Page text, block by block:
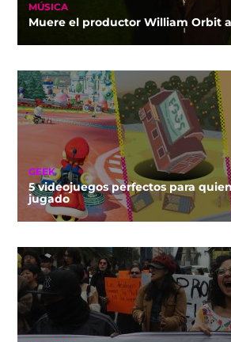
MÚSICA
Muere el productor William Orbit
GEEK
5 videojuegos perfectos para
jugado